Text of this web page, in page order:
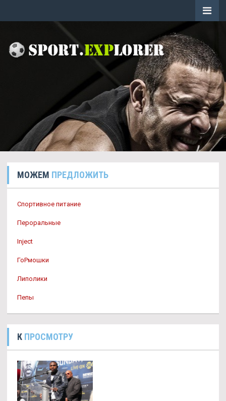
МОЖЕМ ПРЕДЛОЖИТЬ
Спортивное питание
Пероральные
Inject
ГоРмошки
Липолики
Пепы
К ПРОСМОТРУ